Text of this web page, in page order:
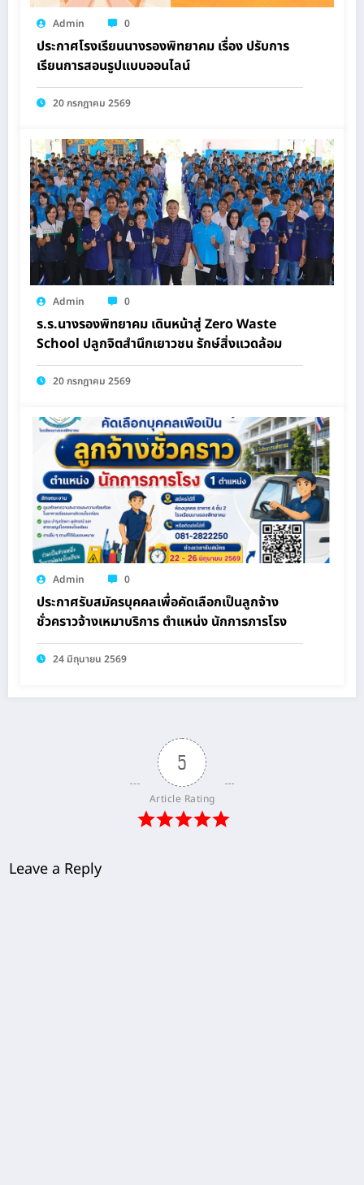
Admin 0
ประกาศโรงเรียนนางรองพิทยาคม เรื่อง ปรับการ
เรียนการสอนรูปแบบออนไลน์
20 กรกฎาคม 2569
Admin 0
ร.ร.นางรองพิทยาคม เดินหน้าสู่ Zero Waste
School ปลูกจิตสำนึกเยาวชน รักษ์สิ่งแวดล้อม
20 กรกฎาคม 2569
Admin 0
ประกาศรับสมัครบุคคลเพื่อคัดเลือกเป็นลูกจ้าง
ชั่วคราวจ้างเหมาบริการ ตำแหน่ง นักการภารโรง
24 มิถุนายน 2569
5
Article Rating
Leave a Reply